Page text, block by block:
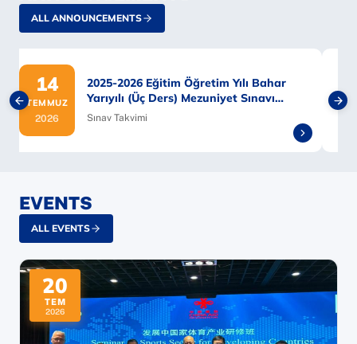
ALL ANNOUNCEMENTS
14
TEMMUZ
2026
2025-2026 Eğitim Öğretim Yılı Bahar
Yarıyılı (Üç Ders) Mezuniyet Sınavı
Takvimi
Sınav Takvimi
EVENTS
ALL EVENTS
20
TEM
2026